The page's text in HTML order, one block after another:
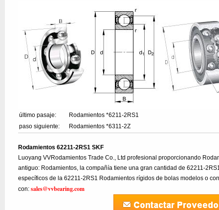
último pasaje:
Rodamientos *6211-2RS1
paso siguiente:
Rodamientos *6311-2Z
Rodamientos 62211-2RS1 SKF
Luoyang VVRodamientos Trade Co., Ltd profesional proporcionando
antiguo: Rodamientos, la compañía tiene una gran cantidad de 62211-
específicos de la 62211-2RS1 Rodamientos rígidos de bolas modelos o
con:sales@vvbearing.com